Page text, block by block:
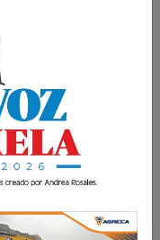
reflexión sobre el
yo estaba de
uno de los
un personaje que
reflexión sobre el
yo estaba de
uno de los
a un personaje